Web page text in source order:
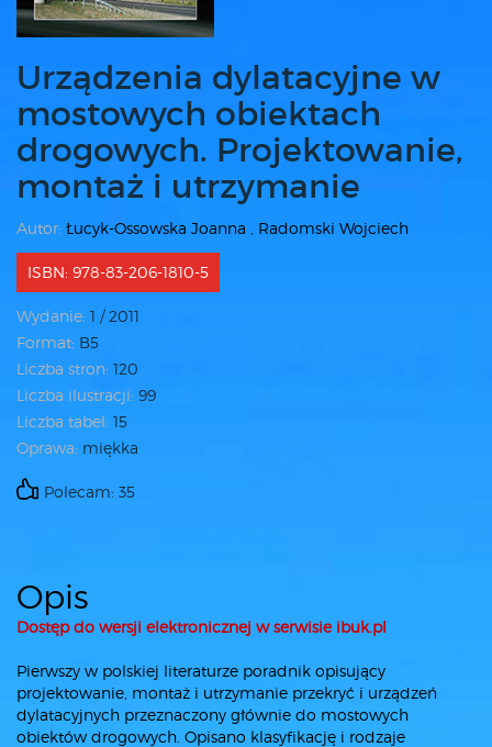
Urządzenia dylatacyjne w
mostowych obiektach
drogowych. Projektowanie,
montaż i utrzymanie
Autor: Łucyk-Ossowska Joanna Radomski Wojciech
ISBN: 978-83-206-1810-5
Wydanie: 1 / 2011
Format: B5
Liczba stron: 120
Liczba ilustracji: 99
Liczba tabel: 15
Oprawa: miękka
Polecam: 35
Opis
Dostęp do wersji elektronicznej w serwisie ibuk.pl
Pierwszy w polskiej literaturze poradnik opisujący
projektowanie, montaż i utrzymanie przekryć i urządzeń
dylatacyjnych przeznaczony głównie do mostowych
obiektów drogowych. Opisano klasyfikację i rodzaje